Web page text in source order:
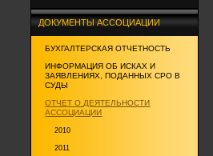
ДОКУМЕНТЫ АССОЦИАЦИИ
БУХГАЛТЕРСКАЯ ОТЧЕТНОСТЬ
ИНФОРМАЦИЯ ОБ ИСКАХ И
ЗАЯВЛЕНИЯХ, ПОДАННЫХ СРО В
СУДЫ
ОТЧЕТ О ДЕЯТЕЛЬНОСТИ
АССОЦИАЦИИ
2010
2011